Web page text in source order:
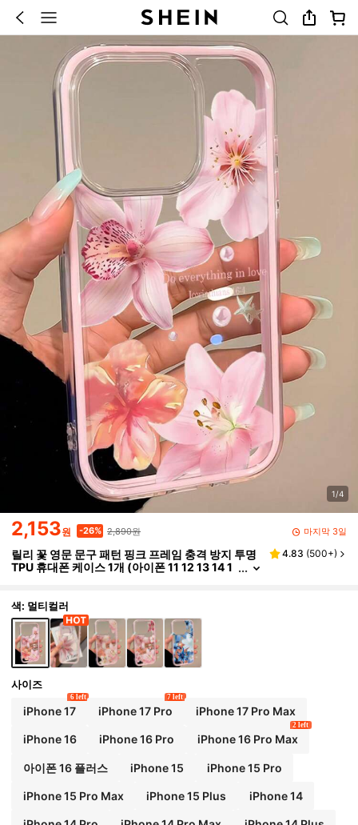
1/4
2,153원 -26% 2,890원 마지막 3일
릴리 꽃 영문 문구 패턴 핑크 프레임 충격 방지 투명
TPU 휴대폰 케이스 1개 (아이폰 11 12 13 14 1
버전, 국내 버전 아님)
4.83 (500+)
색: 멀티컬러
사이즈
iPhone 17
6 left
iPhone 17 Pro
7 left
iPhone 17 Pro Max
iPhone 16 iPhone 16 Pro iPhone 16 Pro Max
2 left
아이폰 16 플러스 iPhone 15 iPhone 15 Pro
iPhone 15 Pro Max iPhone 15 Plus iPhone 14